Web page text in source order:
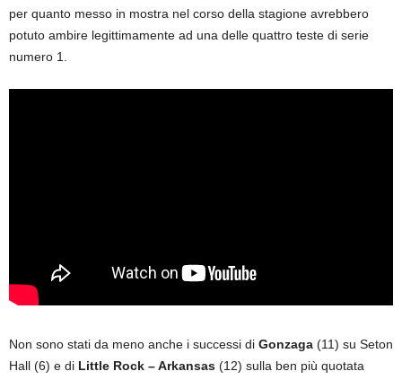
per quanto messo in mostra nel corso della stagione avrebbero
potuto ambire legittimamente ad una delle quattro teste di serie
numero 1.
Non sono stati da meno anche i successi di Gonzaga (11) su Seton
Hall (6) e di Little Rock – Arkansas (12) sulla ben più quotata